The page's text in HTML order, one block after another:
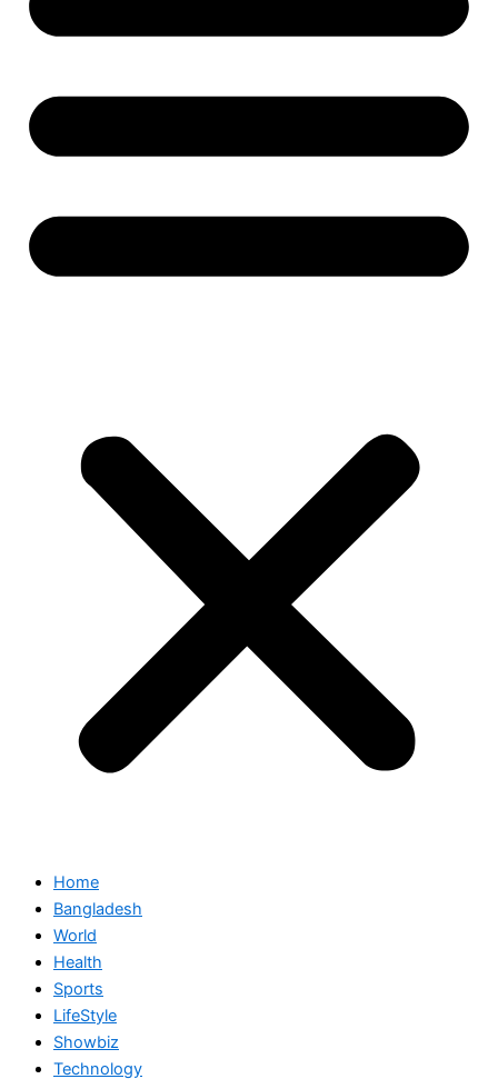
Home
Bangladesh
World
Health
Sports
LifeStyle
Showbiz
Technology